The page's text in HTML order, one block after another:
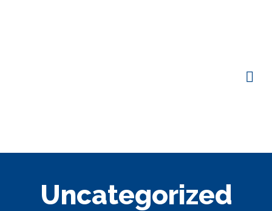
Uncategorized